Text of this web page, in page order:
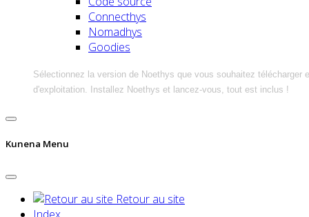
Connecthys
Nomadhys
Goodies
Sélectionnez la version de Noethys que vous souhaitez télécharger
d'exploitation. Installez Noethys et lancez-vous, tout est inclus !
Kunena Menu
Retour au site